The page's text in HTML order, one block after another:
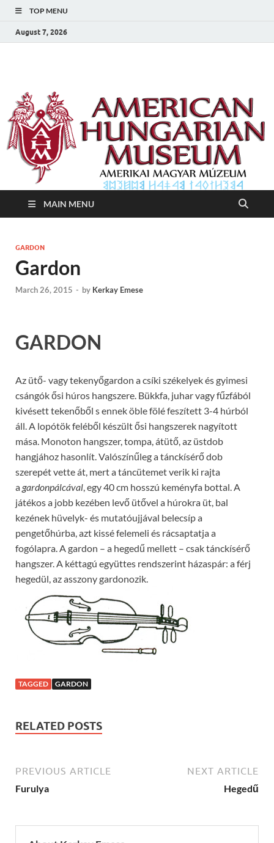
TOP MENU
August 7, 2026
Amerikai Magyar
Múzeum
MAIN MENU
GARDON
Gardon
March 26, 2015 - by Kerkay Emese
GARDON
Az ütő- vagy tekenyőgardon a csíki székelyek és gyimesi
csángók ősi húros hangszere. Bükkfa, juhar vagy fűzfából
kivésett tekenőből s ennek öble fölé feszített 3-4 húrból
áll. A lopótök feléből készült ősi hangszerek nagyított
mása. Monoton hangszer, tompa, átütő, az üstdob
hangjához hasonlít. Valószínűleg a tánckísérő dob
szerepét vette át, mert a táncütemet verik ki rajta
a gardonpálcával, egy 40 cm hosszú keményfa bottal. A
játékos a jobb kezében levő ütővel a húrokra üt, bal
kezének hüvelyk- és mutatóujjával belecsíp a
pengetőhúrba, azt kissé felemeli és rácsaptatja a
fogólapra. A gardon – a hegedű mellett – csak tánckísérő
hangszer. A kéttagú együttes rendszerint házaspár: a férj
hegedül, az asszony gardonozik.
TAGGED GARDON
RELATED POSTS
PREVIOUS ARTICLE
Furulya
NEXT ARTICLE
Hegedű